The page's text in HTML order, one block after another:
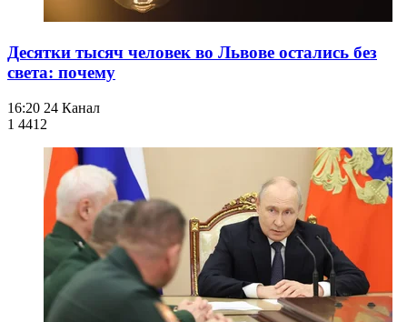
Десятки тысяч человек во Львове остались без
света: почему
16:20 24 Канал
1 441 2